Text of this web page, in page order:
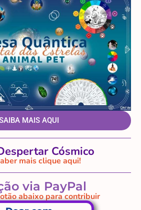
MAIS AQUI
Cósmico
mais clique aqui!
via PayPal
abaixo para contribuir